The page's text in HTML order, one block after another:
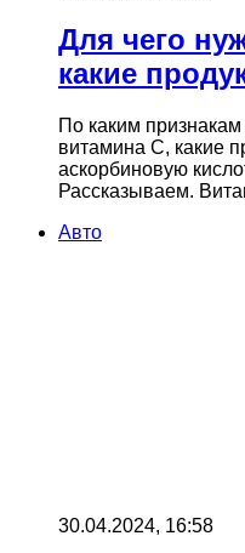
Для чего
какие
По каким
витамина С, какие
аскорбиновую
Рассказываем.
Авто
30.04.2024, 16:58